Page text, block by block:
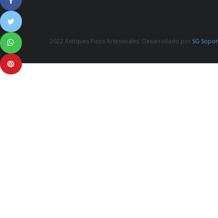
2022 Antiques Pisos Artesanales. Desarrollado por SG